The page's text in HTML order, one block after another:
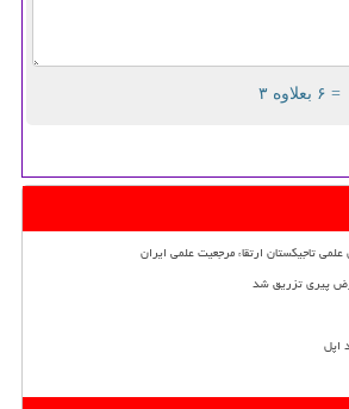
= ۶ بعلاوه ۳
تاجیکستان ارتقاء مرجعیت علمی ایران
پیری تزریق شد
اپل